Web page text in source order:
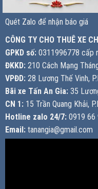
Quét Zalo để nhận báo giá
CÔNG TY CHO THUÊ XE
GPKD số: 0311996778 cấp
ĐKKD: 210 Cách Mạng
VPĐD: 28 Lương Thế Vinh,
Bãi xe Tấn An Gia: 35
CN 1: 15 Trần Quang Khải,
Hotline zalo 24/7: 0919 66
Email: tanangia@gmail.com